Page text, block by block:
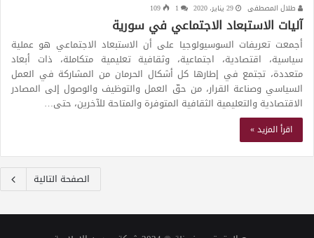
طلال المصطفى 29 يناير، 2020 109
آليات الاستبعاد الاجتماعي في سورية
أجمعت تعريفات السوسيولوجيا على أن الاستبعاد الاجتماعي هو عملية
سياسية، اقتصادية، اجتماعية، وثقافية تعليمية متكاملة، ذات أبعاد
متعددة، تجتمع في إطارها كل أشكال الحرمان من المشاركة في العمل
السياسي وصناعة القرار، من حقّ العمل والتوظيف والوصول إلى المصادر
الاقتصادية والتعليمية الثقافية المتوفرة والمتاحة للآخرين، حتى…
اقرأ المزيد »
الصفحة التالية